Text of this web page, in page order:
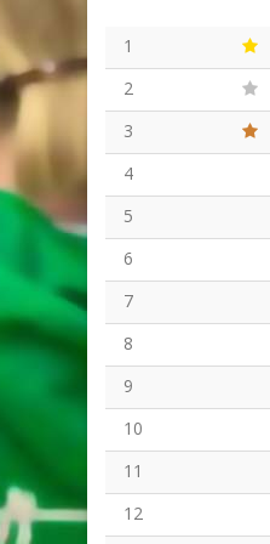
1
2
3
4
5
6
7
8
9
10
11
12